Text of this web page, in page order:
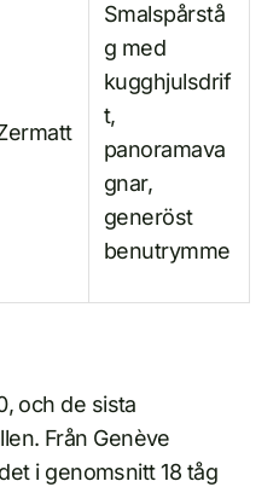
Smalspårstå
g med
kugghjulsdrif
t,
panoramava
gnar,
generöst
benutrymme
och de sista
Från Genève
i genomsnitt 18 tåg